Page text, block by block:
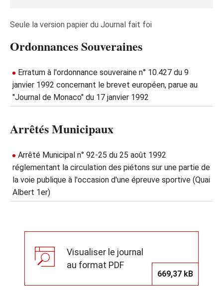
Seule la version papier du Journal fait foi
Ordonnances Souveraines
Erratum à l'ordonnance souveraine n° 10.427 du 9
janvier 1992 concernant le brevet européen, parue au
"Journal de Monaco" du 17 janvier 1992
Arrêtés Municipaux
Arrêté Municipal n° 92-25 du 25 août 1992
réglementant la circulation des piétons sur une partie de
la voie publique à l'occasion d'une épreuve sportive (Quai
Albert 1er)
Visualiser le journal
au format PDF
669,37 kB